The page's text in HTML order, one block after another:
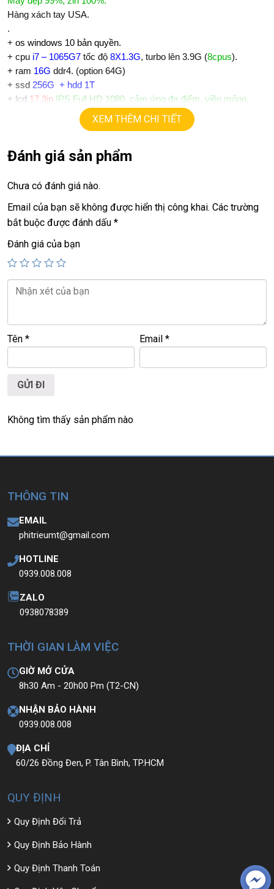
Hàng xách tay USA.
.
+ os windows 10 bản quyền.
+ cpu i7 – 1065G7 tốc độ 8X1.3G, turbo lên 3.9G (8cpus).
+ ram 16G ddr4. (option 64G)
+ ssd 256G + hdd 1T
+ lcd 17.3in IPS Full HD 1080, cảm ứng đa điểm, viền mỏng.
==> Vga intel UHD630.
+USB type C, usb 3.0, webcam, HDMI.
+ Audio B&o
+ phím chiclet, có đèn bàn phím.
.
Giá :12.9tr.
💻LAPTOP TRIỀU PHÁT • UY TÍN • CHẤT LƯỢNG • GIÁ TỐT
💻
📍Địa chỉ:60/26 Đồng Đen, P. Tân Bình, TP.HCM
🌐Website: https://laptoptrieuphat.com
Tất cảsản phẩm tại Laptop Triều Phát đều được kiểm tra và cam
XEM THÊM CHI TIẾT
Đánh giá sản phẩm
Chưa có đánh giá nào.
Email của bạn sẽ không được hiển thị công khai. Các trường
bắt buộc được đánh dấu *
Đánh giá của bạn
Tên * Email*
Không tìm thấy sản phẩm nào
THÔNG TIN
EMAIL
phitrieumt@gmail.com
HOTLINE
0939.008.008
ZALO
0938078389
THỜI GIAN LÀM VIỆC
GIỜ MỞ CỬA
8h30 Am - 20h00 Pm (T2-CN)
NHẬN BẢO HÀNH
0939.008.008
ĐỊA CHỈ
60/26 Đồng Đen, P. Tân Bình, TP.HCM
QUY ĐỊNH
Quy Định Đổi Trả
Quy Định Bảo Hành
Quy Định Thanh Toán